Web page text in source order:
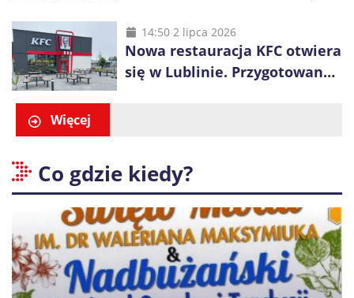
14:50 2 lipca 2026
Nowa restauracja KFC otwiera
się w Lublinie. Przygotowano
Więcej
Co gdzie kiedy?